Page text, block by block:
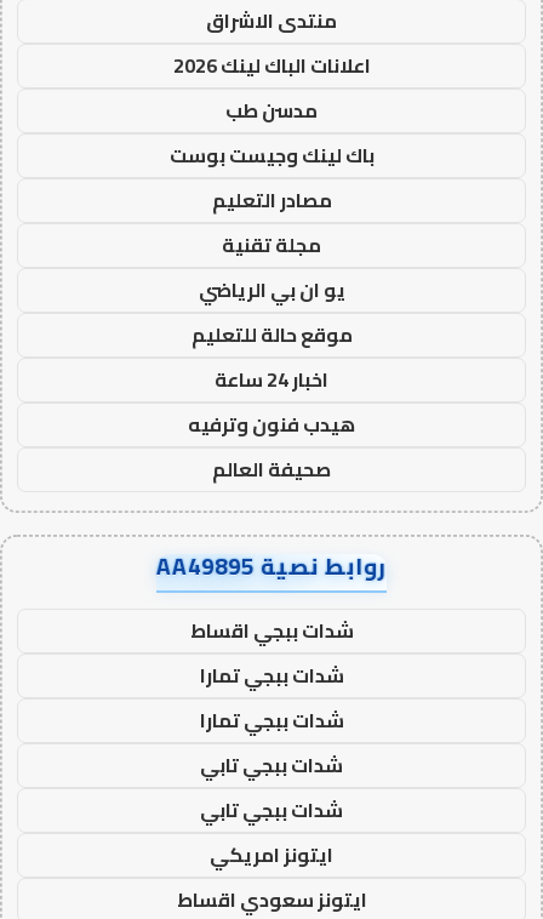
منتدى الاشراق
اعلانات الباك لينك 2026
مدسن طب
باك لينك وجيست بوست
مصادر التعليم
مجلة تقنية
يو ان بي الرياضي
موقع حالة للتعليم
اخبار 24 ساعة
هيدب فنون وترفيه
صحيفة العالم
روابط نصية AA49895
شدات ببجي اقساط
شدات ببجي تمارا
شدات ببجي تمارا
شدات ببجي تابي
شدات ببجي تابي
ايتونز امريكي
ايتونز سعودي اقساط